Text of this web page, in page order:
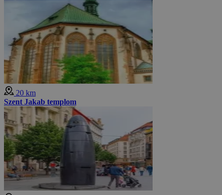
20 km
Szent Jakab templom